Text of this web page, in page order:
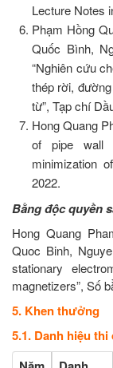
Lecture Notes
Phạm Hồng
Quốc Bình,
“Nghiên cứu
thép rời,
từ”, Tạp chí
Hong Quang
of pipe wall
minimization
2022.
Bằng độc quyền
Hong Quang
Quoc Binh,
stationary
magnetizers”, Số
5. Khen thưởng
5.1. Danh hiệu thi